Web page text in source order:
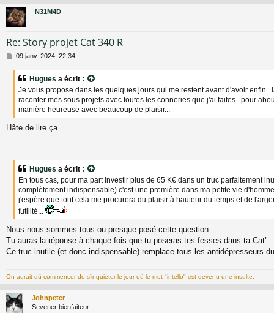
g
e
N31M4D
Re: Story projet Cat 340 R
M
09 janv. 2024, 22:34
Hugues a écrit :
Je vous propose dans les quelques jours qui me restent avant d'avoir
raconter mes sous projets avec toutes les conneries que j'ai faites...pour
manière heureuse avec beaucoup de plaisir...
Hâte de lire ça.
Hugues a écrit :
En tous cas, pour ma part investir plus de 65 K€ dans un truc parfaitement
complètement indispensable) c'est une première dans ma petite vie
j'espère que tout cela me procurera du plaisir à hauteur du temps et de
futilité...
Nous nous sommes tous ou presque posé cette question.
Tu auras la réponse à chaque fois que tu poseras tes fesses dans ta Cat’.
Ce truc inutile (et donc indispensable) remplace tous les antidépresseurs
On aurait dû commencer de s’inquiéter le jour où le mot "intello" est devenu une insulte.
Johnpeter
Sevener bienfaiteur